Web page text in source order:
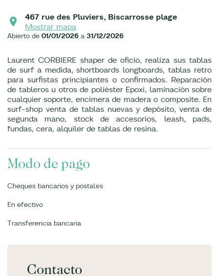
467 rue des Pluviers, Biscarrosse plage
Mostrar mapa
Abierto de 01/01/2026 a 31/12/2026
Laurent CORBIERE shaper de oficio, realiza sus tablas
de surf a medida, shortboards longboards, tablas retro
para surfistas principiantes o confirmados. Reparación
de tableros u otros de poliéster Epoxi, laminación sobre
cualquier soporte, encimera de madera o composite. En
surf-shop venta de tablas nuevas y depósito, venta de
segunda mano, stock de accesorios, leash, pads,
fundas, cera, alquiler de tablas de resina.
Modo de pago
Cheques bancarios y postales
En efectivo
Transferencia bancaria
Contacto